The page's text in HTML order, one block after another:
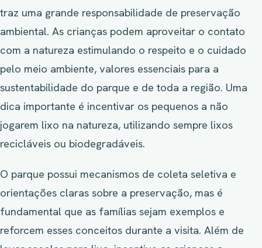
traz uma grande responsabilidade de preservação
ambiental. As crianças podem aproveitar o contato
com a natureza estimulando o respeito e o cuidado
pelo meio ambiente, valores essenciais para a
sustentabilidade do parque e de toda a região. Uma
dica importante é incentivar os pequenos a não
jogarem lixo na natureza, utilizando sempre lixos
recicláveis ou biodegradáveis.
O parque possui mecanismos de coleta seletiva e
orientações claras sobre a preservação, mas é
fundamental que as famílias sejam exemplos e
reforcem esses conceitos durante a visita. Além de